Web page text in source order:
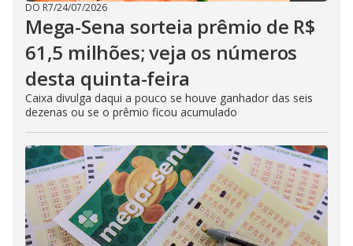
DO R7/24/07/2026
Mega-Sena sorteia prêmio de R$
61,5 milhões; veja os números
desta quinta-feira
Caixa divulga daqui a pouco se houve ganhador das seis
dezenas ou se o prêmio ficou acumulado